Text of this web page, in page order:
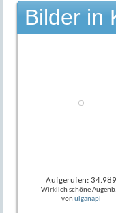
Bilder in
Aufgerufen: 34.989
Wirklich schöne
von ulganapi